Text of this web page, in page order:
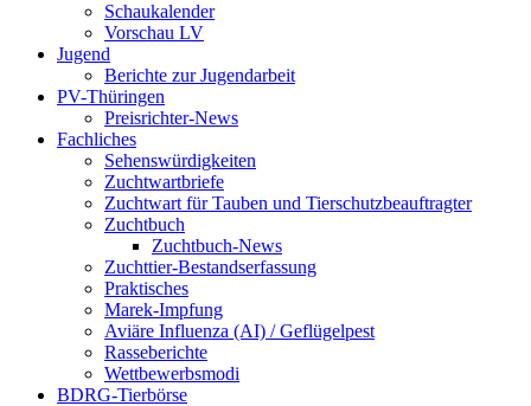
Schaukalender
Vorschau LV
Jugend
Berichte zur Jugendarbeit
PV-Thüringen
Preisrichter-News
Fachliches
Sehenswürdigkeiten
Zuchtwartbriefe
Zuchtwart für Tauben und Tierschutzbeauftragter
Zuchtbuch
Zuchtbuch-News
Zuchttier-Bestandserfassung
Praktisches
Marek-Impfung
Aviäre Influenza (AI) / Geflügelpest
Rasseberichte
Wettbewerbsmodi
BDRG-Tierbörse